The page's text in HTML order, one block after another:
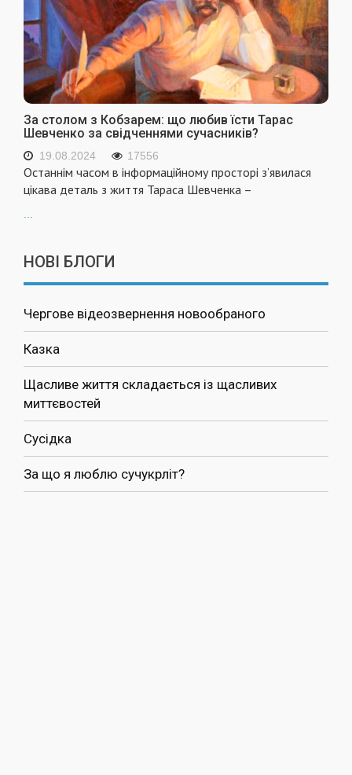
За столом з Кобзарем: що любив їсти Тарас
Шевченко за свідченнями сучасників?
19.08.2024 17556
Останнім часом в інформаційному просторі з’явилася
цікава деталь з життя Тараса Шевченка –
НОВІ БЛОГИ
Чергове відеозвернення новообраного
Казка
Щасливе життя складається із щасливих
миттєвостей
Сусідка
За що я люблю сучукрліт?